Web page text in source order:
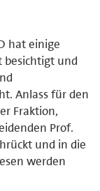
hat einige
besichtigt und
Anlass für den
Fraktion,
Prof.
und in die
werden